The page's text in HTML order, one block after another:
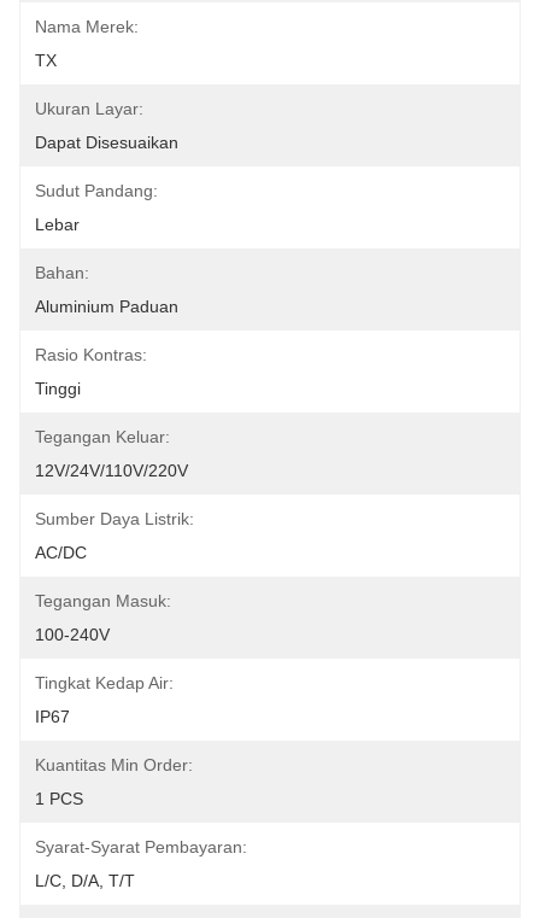
Nama Merek:
TX
Ukuran Layar:
Dapat Disesuaikan
Sudut Pandang:
Lebar
Bahan:
Aluminium Paduan
Rasio Kontras:
Tinggi
Tegangan Keluar:
12V/24V/110V/220V
Sumber Daya Listrik:
AC/DC
Tegangan Masuk:
100-240V
Tingkat Kedap Air:
IP67
Kuantitas Min Order:
1 PCS
Syarat-Syarat Pembayaran:
L/C, D/A, T/T